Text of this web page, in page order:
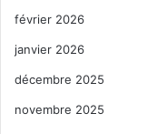
février 2026
janvier 2026
décembre 2025
novembre 2025